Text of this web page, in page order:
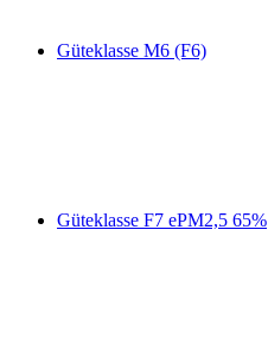
Güteklasse M6 (F6)
Güteklasse F7 ePM2,5 65%